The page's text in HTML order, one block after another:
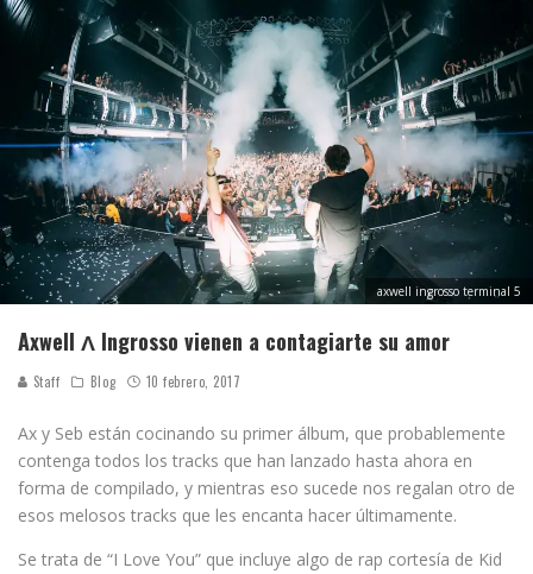
axwell ingrosso terminal 5
Axwell Λ Ingrosso vienen a contagiarte su amor
Staff Blog 10 febrero, 2017
Ax y Seb están cocinando su primer álbum, que probablemente
contenga todos los tracks que han lanzado hasta ahora en
forma de compilado, y mientras eso sucede nos regalan otro de
esos melosos tracks que les encanta hacer últimamente.
Se trata de “I Love You” que incluye algo de rap cortesía de Kid